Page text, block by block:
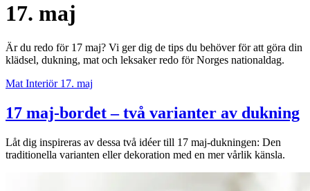
Butiker
Mat och dryck
Evenemang
Erbjudanden
Kundklubb
17. maj
Är du redo för 17 maj? Vi ger dig de tips du behöver för att göra din
klädsel, dukning, mat och leksaker redo för Norges nationaldag.
Mat Interiör 17. maj
17 maj-bordet – två varianter av dukning
Låt dig inspireras av dessa två idéer till 17 maj-dukningen: Den
traditionella varianten eller dekoration med en mer vårlik känsla.